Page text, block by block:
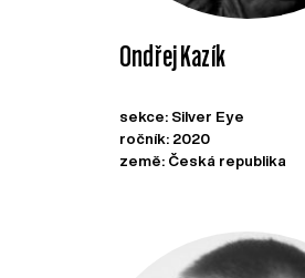
Ondřej Kazík
sekce: Silver Eye
ročník: 2020
země: Česká republika